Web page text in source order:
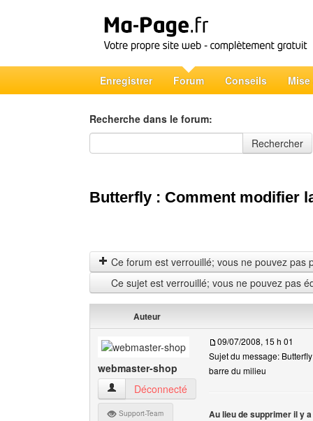
Enregistrer Forum Conseils Mise
Recherche dans le forum:
Recherche dans le forum
Rechercher
Butterfly : Comment modifier
Ce forum est verrouillé; vous ne pouvez pas
Ce sujet est verrouillé; vous ne pouvez pas
Auteur
webmaster-shop
webmaster-shop Voir le profil de l'utilisateur
Déconnecté
Support-Team
09/07/2008, 15 h 01
Sujet du message:
barre du milieu
Au lieu de supprimer il y